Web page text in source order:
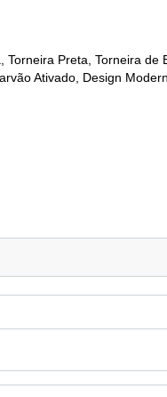
Preta, Torneira de
Ativado, Design